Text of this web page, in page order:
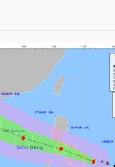
7300.7108